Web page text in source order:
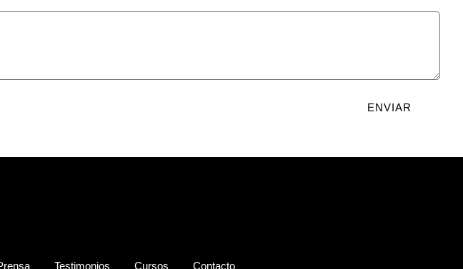
ENVIAR
Testimonios Cursos Contacto